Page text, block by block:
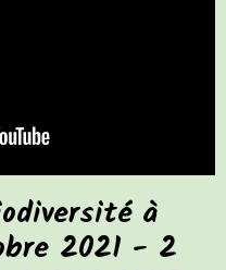
à
2021 - 2